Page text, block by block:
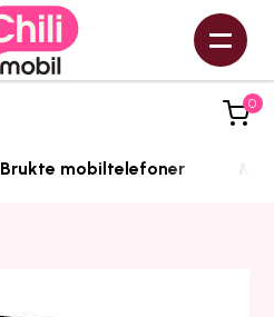
0
Brukte mobiltelefoner